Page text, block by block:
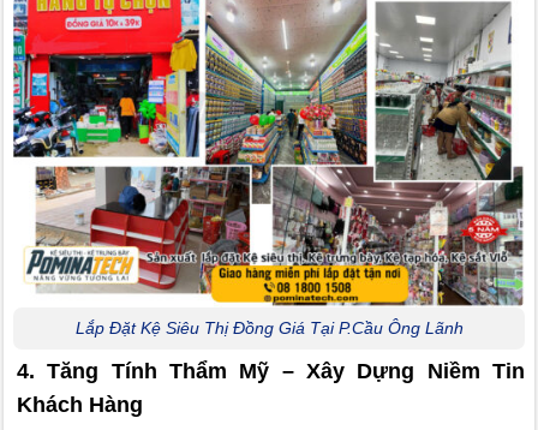
Lắp Đặt Kệ Siêu Thị Đồng Giá Tại P.Cầu Ông Lãnh
4. Tăng Tính Thẩm Mỹ – Xây Dựng Niềm Tin
Khách Hàng